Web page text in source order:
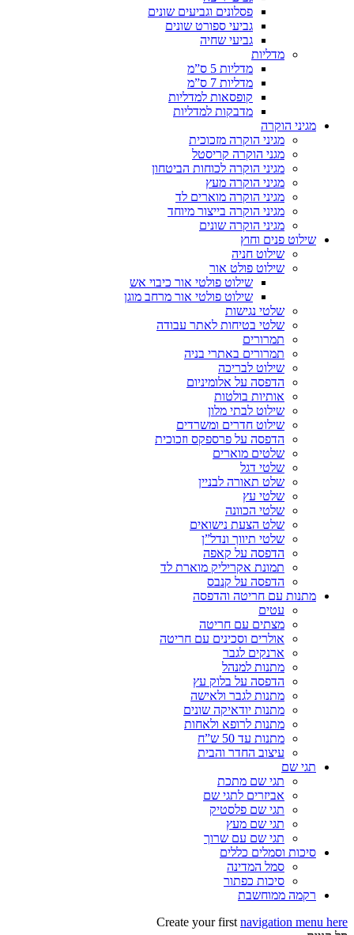
פסלונים וגביעים שונים
גביעי ספורט שונים
גביעי שחיה
מדליות
מדליות 5 ס”מ
מדליות 7 ס”מ
קופסאות למדליות
מדבקות למדליות
מגיני הוקרה
מגיני הוקרה מזכוכית
מגני הוקרה קריסטל
מגיני הוקרה לכוחות הביטחון
מגיני הוקרה מעץ
מגיני הוקרה מוארים לד
מגיני הוקרה בייצור מיוחד
מגיני הוקרה שונים
שילוט פנים וחוץ
שילוט חניה
שילוט פולט אור
שילוט פולטי אור כיבוי אש
שילוט פולטי אור מרחב מוגן
שלטי נגישות
שלטי בטיחות לאתר עבודה
תמרורים
תמרורים באתרי בניה
שילוט לבריכה
הדפסה על אלומיניום
אותיות בולטות
שילוט לבתי מלון
שילוט חדרים ומשרדים
הדפסה על פרספקס וזכוכית
שלטים מוארים
שלטי דגל
שלט תאורה לבניין
שלטי עץ
שלטי הכוונה
שלט הצעת נישואים
שלטי תיווך ונדל”ן
הדפסה על קאפה
תמונת אקריליק מוארת לד
הדפסה על קנבס
מתנות עם חריטה והדפסה
עטים
מצתים עם חריטה
אולרים וסכינים עם חריטה
ארנקים לגבר
מתנות למנהל
הדפסה על בלוק עץ
מתנות לגבר ולאישה
מתנות יודאיקה שונים
מתנות לרופא ולאחות
מתנות עד 50 ש”ח
עיצוב החדר והבית
תגי שם
תגי שם מתכת
אביזרים לתגי שם
תגי שם פלסטיק
תגי שם מעץ
תגי שם עם שרוך
סיכות וסמלים כללים
סמל המדינה
סיכות כפתור
רקמה ממוחשבת
Create your first navigation menu here